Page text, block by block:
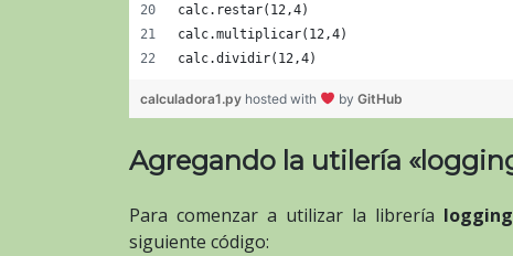
calc.restar(12,4)
calc.multiplicar(12,4)
calc.dividir(12,4)
calculadora1.py hosted with by GitHub
Agregando la utilería
Para comenzar a utilizar la librería logging
siguiente código: